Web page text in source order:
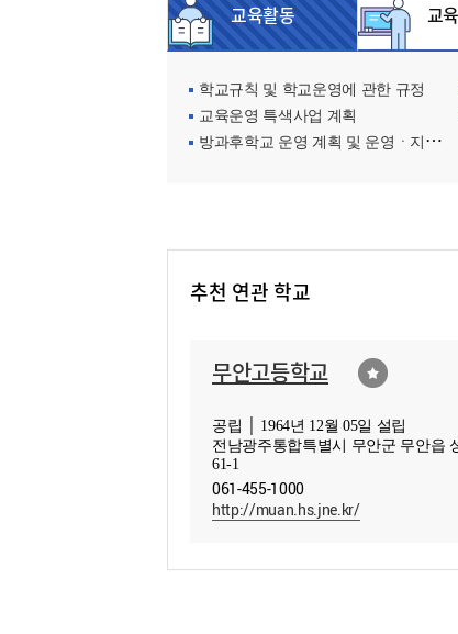
교육활동 교
학교규칙 및 학교운영에 관한 규정
교육운영 특색사업 계획
방과후학교 운영 계획 및 운영ㆍ지원현황
추천 연관 학교
무안고등학교
공립 │ 1964년 12월 05일 설립
전남광주통합특별시 무안군 무안읍
61-1
061-455-1000
http://muan.hs.jne.kr/